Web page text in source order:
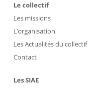
Le collectif
Les missions
L’organisation
Les Actualités du collectif
Contact
Les SIAE